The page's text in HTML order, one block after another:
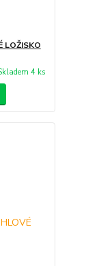
LOŽISKO
4 ks